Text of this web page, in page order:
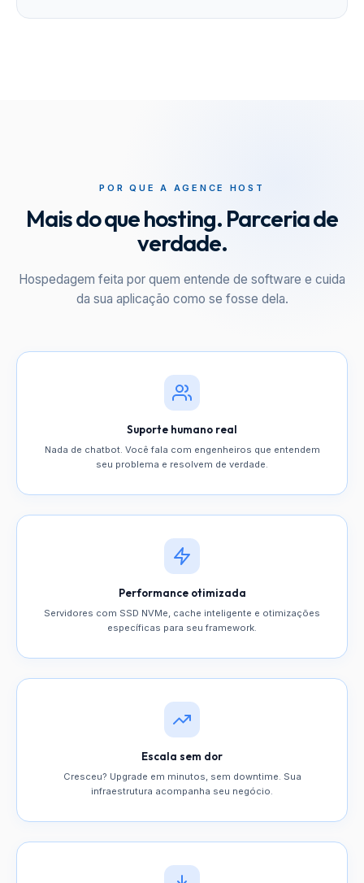
POR QUE A AGENCE HOST
Mais do que hosting. Parceria de
verdade.
Hospedagem feita por quem entende de software e cuida
da sua aplicação como se fosse dela.
Suporte humano real
Nada de chatbot. Você fala com engenheiros que entendem
seu problema e resolvem de verdade.
Performance otimizada
Servidores com SSD NVMe, cache inteligente e otimizações
específicas para seu framework.
Escala sem dor
Cresceu? Upgrade em minutos, sem downtime. Sua
infraestrutura acompanha seu negócio.